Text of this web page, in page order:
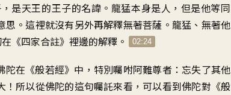
是天王的王子的名諱。龍猛本身是人，但是他等同
。這裡就沒有另外再解釋無著菩薩。龍猛、無著他
《四家合註》裡邊的解釋。
02:24
在《般若經》中，特別囑咐阿難尊者：忘失了其他
所以從佛陀的這句囑託來看，可以看到佛陀對《般